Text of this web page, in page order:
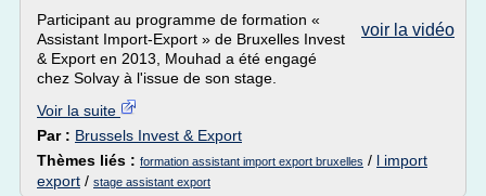
voir la vidéo
Participant au programme de formation «
Assistant Import-Export » de Bruxelles Invest
& Export en 2013, Mouhad a été engagé
chez Solvay à l'issue de son stage.
Voir la suite
Par : Brussels Invest & Export
Thèmes liés : formation assistant import export bruxelles / l import
export / stage assistant export